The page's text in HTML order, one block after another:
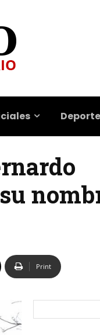
Print